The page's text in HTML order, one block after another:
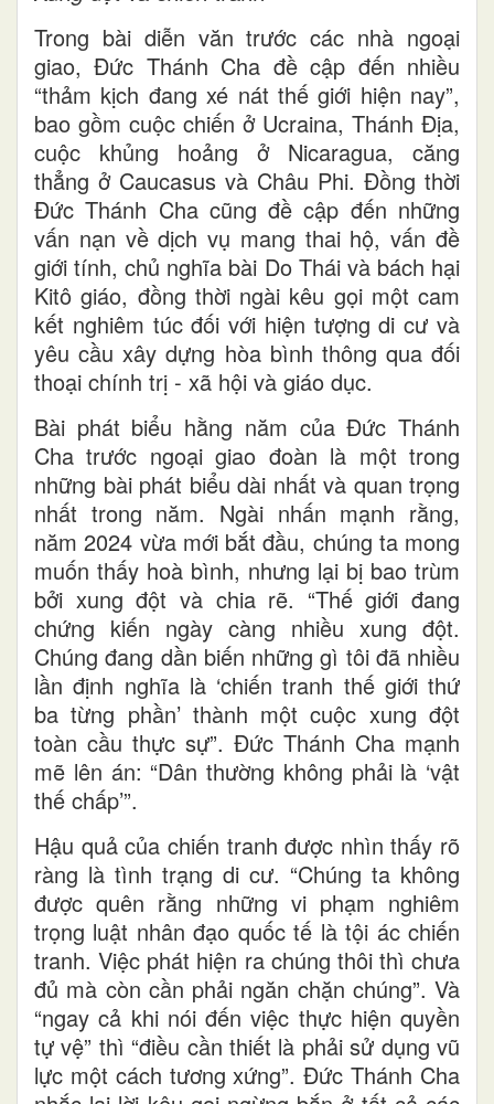
Trong bài diễn văn trước các nhà ngoại
giao, Đức Thánh Cha đề cập đến nhiều
“thảm kịch đang xé nát thế giới hiện nay”,
bao gồm cuộc chiến ở Ucraina, Thánh Địa,
cuộc khủng hoảng ở Nicaragua, căng
thẳng ở Caucasus và Châu Phi. Đồng thời
Đức Thánh Cha cũng đề cập đến những
vấn nạn về dịch vụ mang thai hộ, vấn đề
giới tính, chủ nghĩa bài Do Thái và bách hại
Kitô giáo, đồng thời ngài kêu gọi một cam
kết nghiêm túc đối với hiện tượng di cư và
yêu cầu xây dựng hòa bình thông qua đối
thoại chính trị - xã hội và giáo dục.
Bài phát biểu hằng năm của Đức Thánh
Cha trước ngoại giao đoàn là một trong
những bài phát biểu dài nhất và quan trọng
nhất trong năm. Ngài nhấn mạnh rằng,
năm 2024 vừa mới bắt đầu, chúng ta mong
muốn thấy hoà bình, nhưng lại bị bao trùm
bởi xung đột và chia rẽ. “Thế giới đang
chứng kiến ngày càng nhiều xung đột.
Chúng đang dần biến những gì tôi đã nhiều
lần định nghĩa là ‘chiến tranh thế giới thứ
ba từng phần’ thành một cuộc xung đột
toàn cầu thực sự”. Đức Thánh Cha mạnh
mẽ lên án: “Dân thường không phải là ‘vật
thế chấp’”.
Hậu quả của chiến tranh được nhìn thấy rõ
ràng là tình trạng di cư. “Chúng ta không
được quên rằng những vi phạm nghiêm
trọng luật nhân đạo quốc tế là tội ác chiến
tranh. Việc phát hiện ra chúng thôi thì chưa
đủ mà còn cần phải ngăn chặn chúng”. Và
“ngay cả khi nói đến việc thực hiện quyền
tự vệ” thì “điều cần thiết là phải sử dụng vũ
lực một cách tương xứng”. Đức Thánh Cha